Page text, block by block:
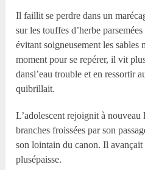
Il faillit se perdre dans un
sur les touffes d’herbe
évitant soigneusement les sables
moment pour se repérer, il vit
dansl’eau trouble et en ressortir
quibrillait.
L’adolescent rejoignit à nouveau
branches froissées par son
son lointain du canon. Il avançait
plusépaisse.